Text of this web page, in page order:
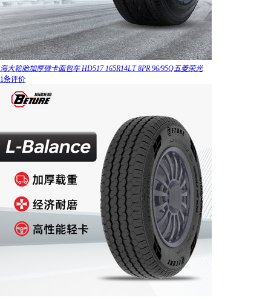
海大轮胎加厚微卡面包车 HD517 165R14LT 8PR 96/95Q五菱荣光
1条评价